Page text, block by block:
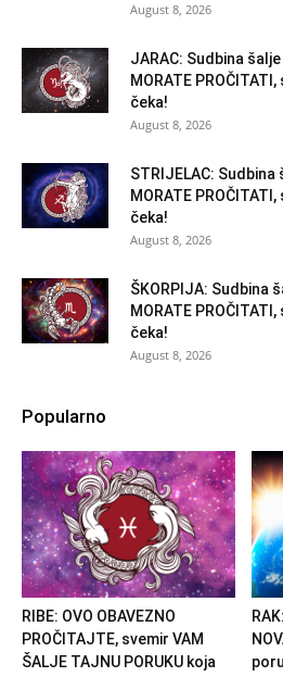
August 8, 2026
JARAC: Sudbina
MORATE
čeka!
August 8, 2026
STRIJELAC: Sudbina
MORATE
čeka!
August 8, 2026
ŠKORPIJA: Sudbina
MORATE
čeka!
August 8, 2026
Popularno
RIBE: OVO OBAVEZNO
PROČITAJTE, svemir VAM
ŠALJE TAJNU PORUKU koja